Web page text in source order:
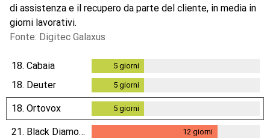
di assistenza e il recupero da parte del cliente, in media in
giorni lavorativi.
Fonte: Digitec Galaxus
18. Cabaia 5giorni
18. Deuter 5giorni
18. Ortovox 5giorni
21. Black Diamond 12 giorni